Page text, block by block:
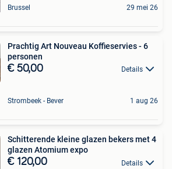
Brussel 29 mei 26
Prachtig Art Nouveau Koffieservies - 6
personen
€ 50,00 Details
Strombeek - Bever 1 aug 26
Schitterende kleine glazen bekers met 4
glazen Atomium expo
€ 120,00 Details